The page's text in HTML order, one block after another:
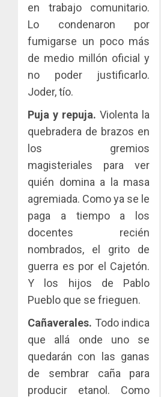
en trabajo comunitario.
Lo condenaron por
fumigarse un poco más
de medio millón oficial y
no poder justificarlo.
Joder, tío.
Puja y repuja. Violenta la
quebradera de brazos en
los gremios
magisteriales para ver
quién domina a la masa
agremiada. Como ya se le
paga a tiempo a los
docentes recién
nombrados, el grito de
guerra es por el Cajetón.
Y los hijos de Pablo
Pueblo que se frieguen.
Cañaverales. Todo indica
que allá onde uno se
quedarán con las ganas
de sembrar caña para
producir etanol. Como